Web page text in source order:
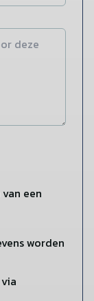
een
worden